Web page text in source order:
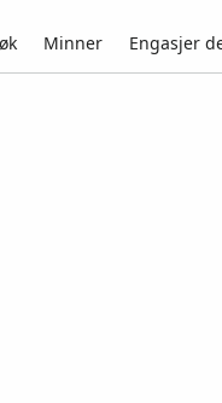
Minner Engasjer